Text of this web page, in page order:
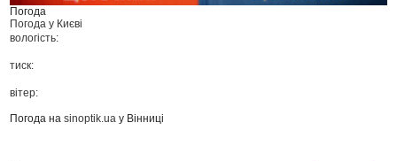
Погода
Погода у Києві
вологість:
тиск:
вітер:
Погода наsinoptik.ua у Вінниці